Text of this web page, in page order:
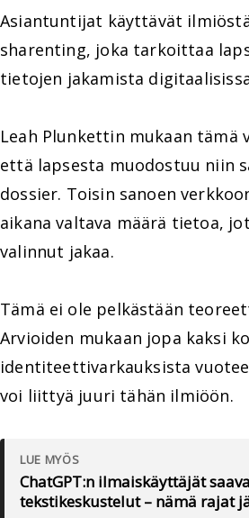
Asiantuntijat käyttävät
sharenting, joka tarkoittaa
tietojen jakamista
Leah Plunkettin mukaan tämä
että lapsesta muodostuu niin
dossier. Toisin sanoen
aikana valtava määrä tietoa,
valinnut jakaa.
Tämä ei ole pelkästään
Arvioiden mukaan jopa kaksi
identiteettivarkauksista
voi liittyä juuri tähän ilmiöön.
LUE MYÖS
ChatGPT:n ilmaiskäyttäjät
tekstikeskustelut – nämä rajat